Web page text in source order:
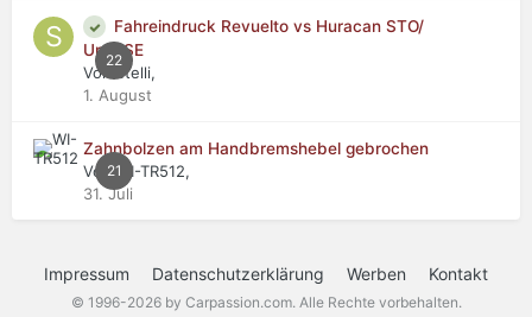
22
Fahreindruck Revuelto vs Huracan STO/
Urus SE
Von stelli,
1. August
21
Zahnbolzen am Handbremshebel gebrochen
Von WI-TR512,
31. Juli
Impressum Datenschutzerklärung Werben Kontakt
© 1996-2026 by Carpassion.com. Alle Rechte vorbehalten.